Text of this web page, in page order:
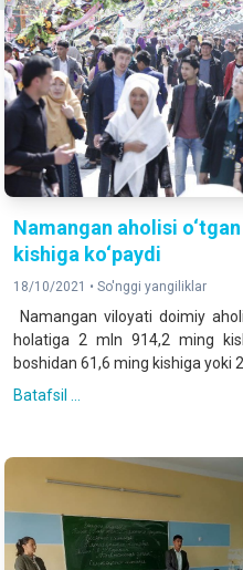
Namangan aholisi
kishiga ko‘paydi
18/10/2021 •So'nggi yangiliklar
Namangan viloyati doimiy
holatiga 2 mln 914,2 ming
boshidan 61,6 ming kishiga yoki
Batafsil ...